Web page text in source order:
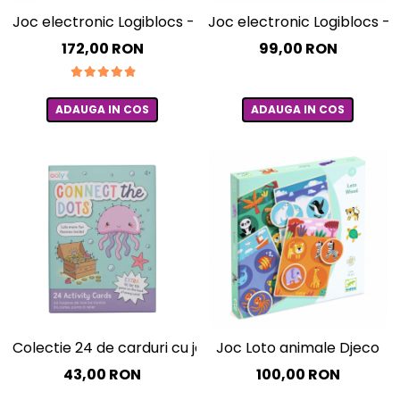
Jucarii dentitie
Jucarii Senzoriale
Teatru de papusi
Umbrele
Stilouri
Tempera și acuarele
Joc electronic Logiblocs - set Spy Tech
172,00 RON
ADAUGA IN COS
Joc electronic Logiblocs -
99,00 RON
ADAUGA IN COS
Colectie 24 de carduri cu jocuri si activitati - Uneste
43,00 RON
Joc Loto animale Djeco
100,00 RON